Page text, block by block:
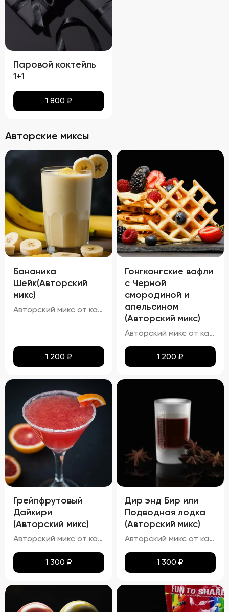
Паровой коктейль
1+1
1 800 ₽
Авторские миксы
Бананика
Шейк(Авторский
микс)
Авторский микс от кальянных мастеров - Это идеальный баланс нежного аромата спелой клубники и кремовой мякоти зрелых бананов
1 200 ₽
Гонгконгские вафли
с Черной
смородиной и
апельсином
(Авторский микс)
Авторский микс от каленных мастеров - Известный Вафельный бисквит со вкусом апельсина и ягодкой чёрной смородины
1 200 ₽
Грейпфрутовый
Дайкири
(Авторский микс)
Авторский микс от кальянных мастеров - Авторский Твист наших резидентов, В основе свежевыжатый сок сицилийского грейпфрута ,в дополнение ему карибский белый ром настоенный на цедре ультра-кислого лимона и банановый мякоти
1 300 ₽
Дир энд Бир или
Подводная лодка
(Авторский микс)
Авторский микс от кальянных мастеров-"Подводная лодка Согласно легенде этот коктейль появился в Финляндии. Скандинавы первыми решились смешать Егермейстер с пивом (светлым или темным). Название символизирует глубокое погружение после нескольких порций принятого «на грудь» коктейля. По степени воздействия похож на русского «Ерша». В Америке напиток называют «Deer & Beer»
1 300 ₽